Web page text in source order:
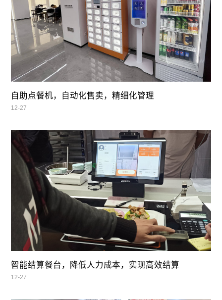
自助点餐机，自动化售卖，精细化管理
12-27
智能结算餐台，降低人力成本，实现高效结算
12-27